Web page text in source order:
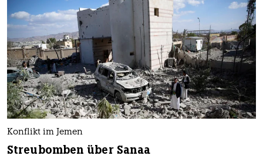
Konflikt im Jemen
Streubomben über Sanaa